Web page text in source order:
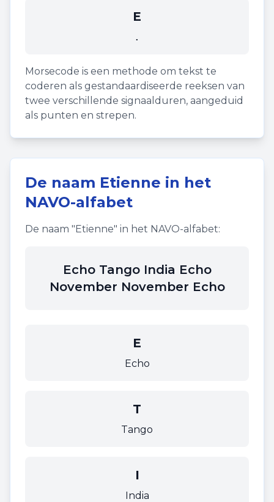
E
.
Morsecode is een methode om tekst te
coderen als gestandaardiseerde reeksen van
twee verschillende signaalduren, aangeduid
als punten en strepen.
De naam Etienne in het
NAVO-alfabet
De naam "Etienne" in het NAVO-alfabet:
Echo Tango India Echo
November November Echo
E
Echo
T
Tango
I
India